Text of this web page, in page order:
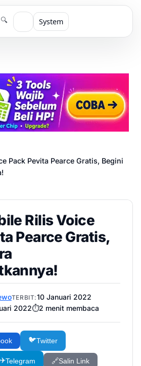
🔍 System
Pack Pevita Pearce Gratis, Begini
Rilis Voice
Pearce Gratis,
TERBIT:10 Januari 2022
2022⏱️2 menit membaca
🐦Twitter
✈️Telegram 🔗Salin Link